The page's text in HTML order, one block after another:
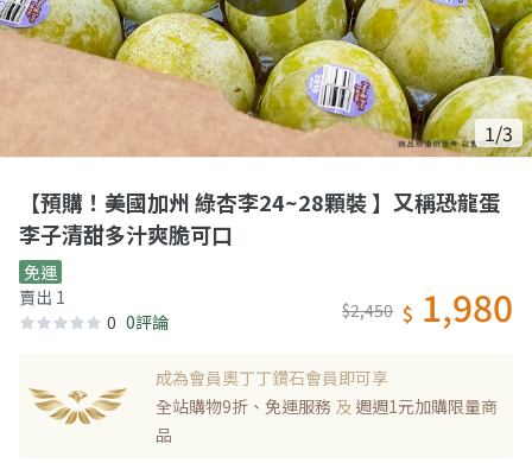
1/3
【預購！美國加州 綠杏李24~28顆裝 】又稱恐龍蛋
李子清甜多汁爽脆可口
免運
賣出 1
0 0評論
$2,450 $ 1,980
成為會員奧丁丁鑽石會員即可享
全站購物9折、免運服務 及 週週1元加購限量商
品